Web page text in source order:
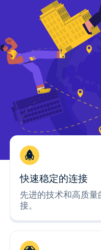
快速稳定的连接
先进的技术和高质
接。